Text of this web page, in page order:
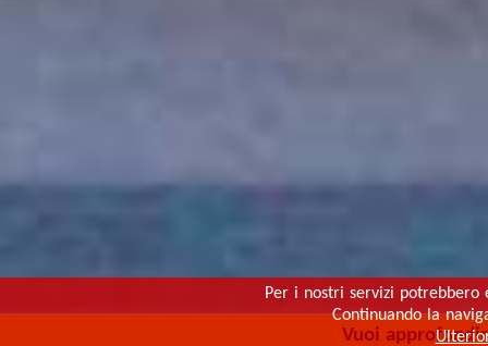
Per i nostri servizi potrebbero
Continuando la
Vuoi